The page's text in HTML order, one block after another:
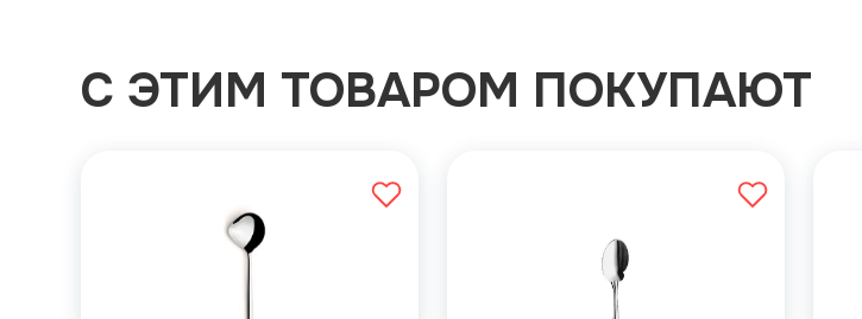
С ЭТИМ ТОВАРОМ ПОКУПАЮТ